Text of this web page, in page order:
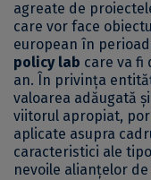
agreate de
care vor face
european în
policy lab care va fi
an. În privința
valoarea adăugată
viitorul apropiat,
aplicate asupra
caracteristici ale
nevoile alianțelor